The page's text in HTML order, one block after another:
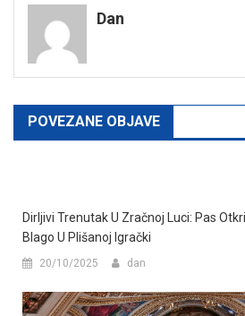
Dan
POVEZANE OBJAVE
Dirljivi Trenutak U Zračnoj Luci: Pas
Blago U Plišanoj Igrački
20/10/2025 dan